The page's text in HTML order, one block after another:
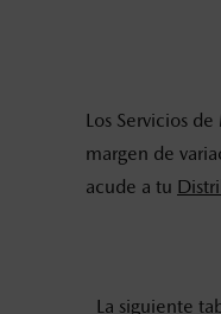
Los Servicios
margen de
acude a tu
La siguiente